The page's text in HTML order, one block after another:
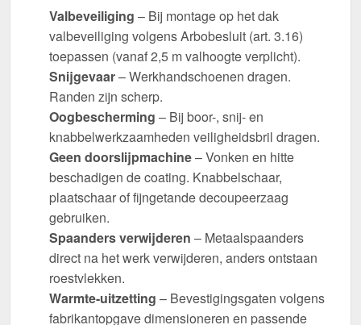
Valbeveiliging – Bij montage op het dak
valbeveiliging volgens Arbobesluit (art. 3.16)
toepassen (vanaf 2,5 m valhoogte verplicht).
Snijgevaar– Werkhandschoenen dragen.
Randen zijn scherp.
Oogbescherming – Bij boor-, snij- en
knabbelwerkzaamheden veiligheidsbril dragen.
Geen doorslijpmachine– Vonken en hitte
beschadigen de coating. Knabbelschaar,
plaatschaar of fijngetande decoupeerzaag
gebruiken.
Spaanders verwijderen – Metaalspaanders
direct na het werk verwijderen, anders ontstaan
roestvlekken.
Warmte-uitzetting – Bevestigingsgaten volgens
fabrikantopgave dimensioneren en passende